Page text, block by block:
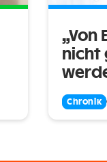
„Von
nicht
Chronik